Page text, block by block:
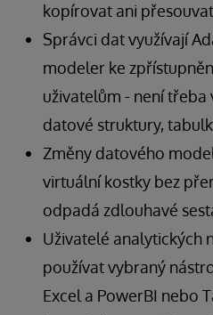
kopírovat ani přesouvat
Správci dat využívají
modeler ke
uživatelům - není třeba
datové struktury,
Změny datového
virtuální kostky bez
odpadá zdlouhavé
Uživatelé analytických
používat vybraný
Excel a PowerBI nebo